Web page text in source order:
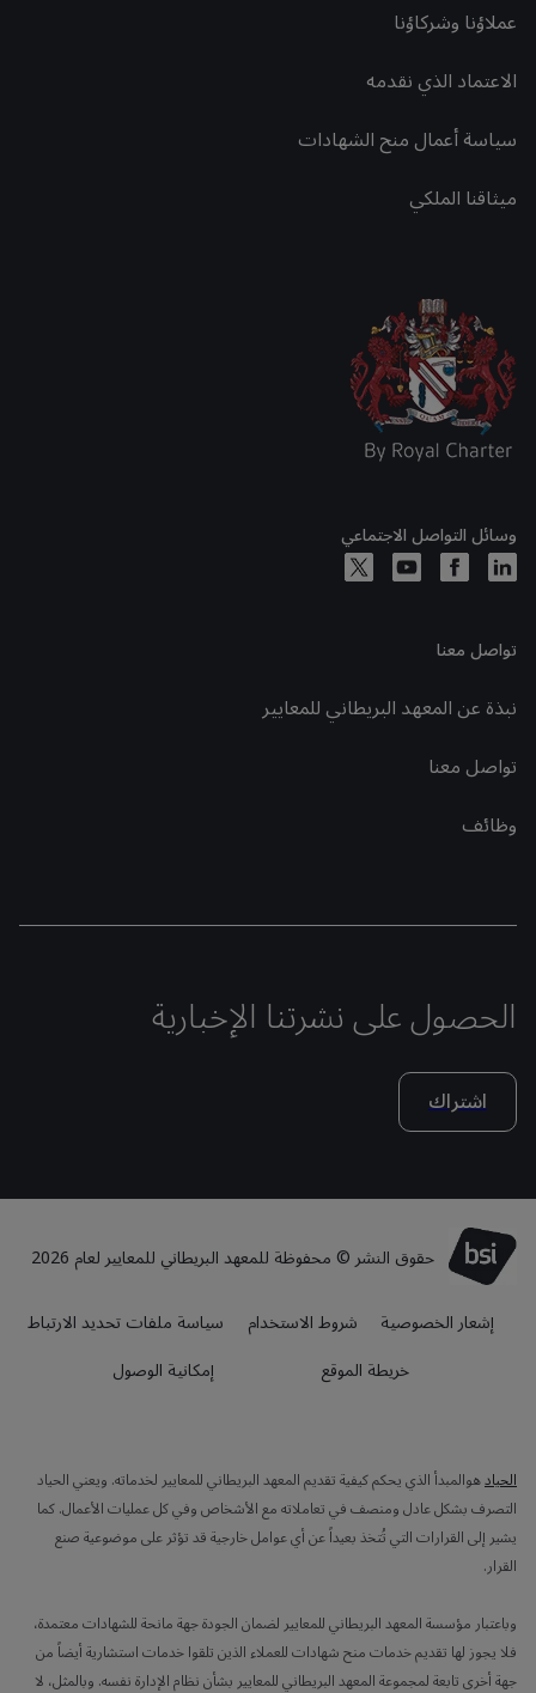
عملاؤنا وشركاؤنا
الاعتماد الذي نقدمه
سياسة أعمال منح الشهادات
ميثاقنا الملكي
وسائل التواصل الاجتماعي
تواصل معنا
نبذة عن المعهد البريطاني للمعايير
تواصل معنا
وظائف
الحصول على نشرتنا الإخبارية
اشتراك
حقوق النشر © محفوظة للمعهد البريطاني للمعايير لعام 2026
إشعار الخصوصية
شروط الاستخدام
سياسة ملفات تحديد الارتباط
خريطة الموقع
إمكانية الوصول
الحيادهوالمبدأ الذي يحكم كيفية تقديم المعهد البريطاني للمعايير لخدماته. ويعني الحياد
التصرف بشكل عادل ومنصف في تعاملاته مع الأشخاص وفي كل عمليات الأعمال. كما
يشير إلى القرارات التي تُتخذ بعيداً عن أي عوامل خارجية قد تؤثر على موضوعية صنع
القرار.
وباعتبار مؤسسة المعهد البريطاني للمعايير لضمان الجودة جهة مانحة للشهادات معتمدة،
فلا يجوز لها تقديم خدمات منح شهادات للعملاء الذين تلقوا خدمات استشارية أيضاً من
جهة أخرى تابعة لمجموعة المعهد البريطاني للمعايير بشأن نظام الإدارة نفسه. وبالمثل، لا